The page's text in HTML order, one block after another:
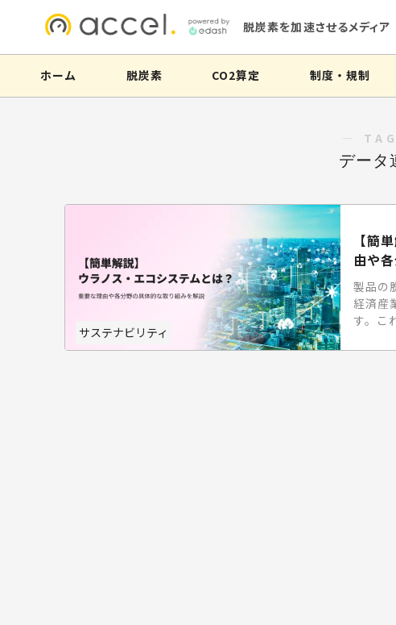
脱炭素を加速させるメディア
ホーム 脱炭素 CO2算定 制度・規制
―
データ
サステナビリティ
【簡
由や
製品の
経済産
す。こ